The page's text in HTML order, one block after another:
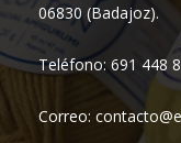
06830 (Badajoz).
Teléfono: 691 448
Correo: